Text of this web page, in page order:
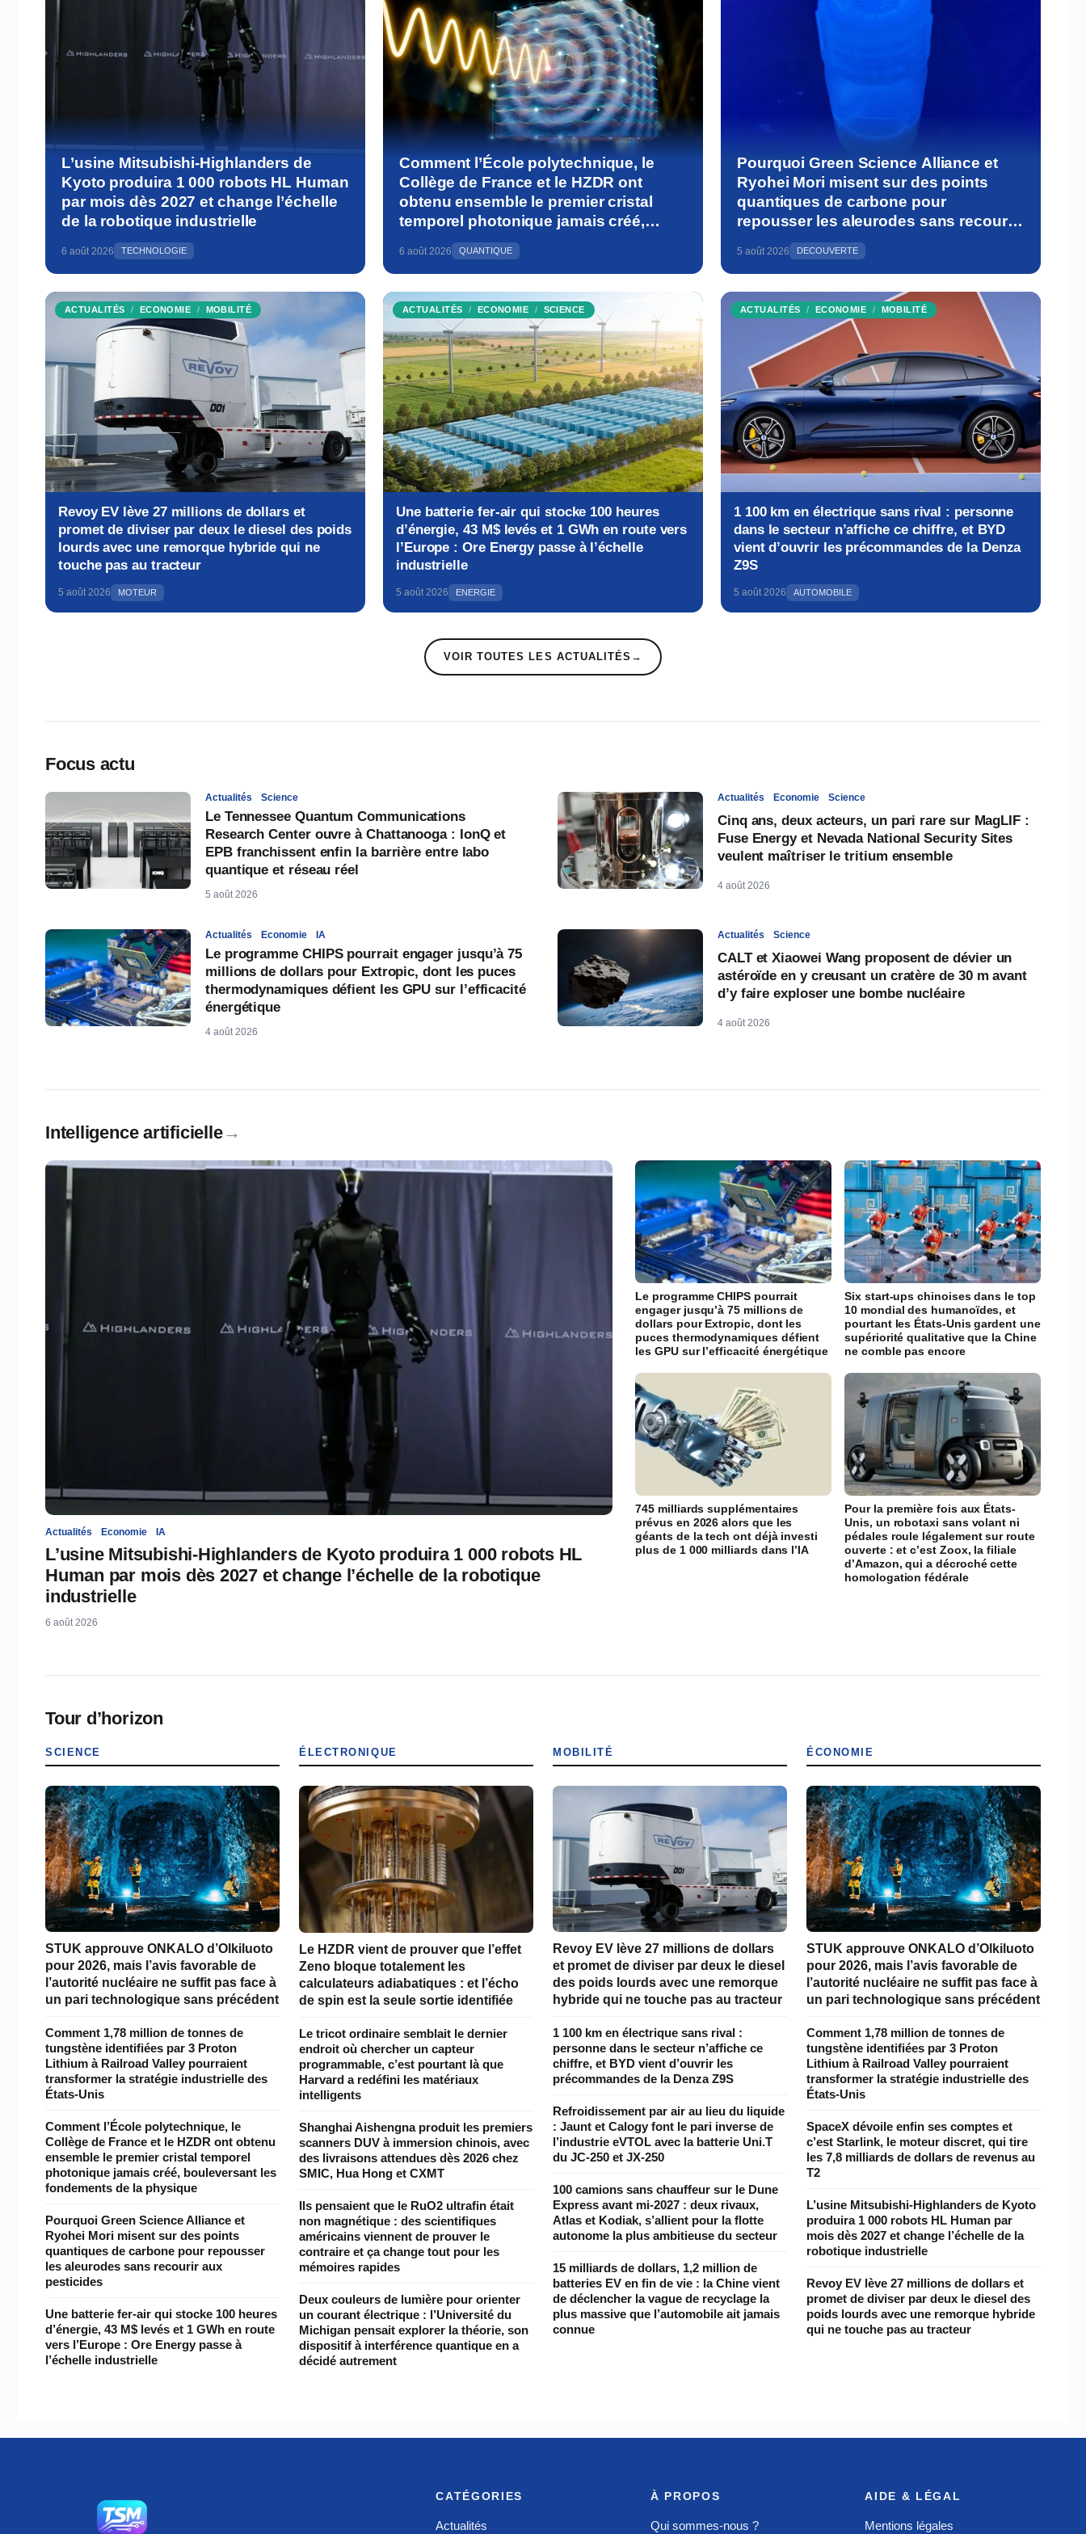
L’usine Mitsubishi-Highlanders de
Kyoto produira 1 000 robots HL Human
par mois dès 2027 et change l’échelle
de la robotique industrielle
6 août 2026 TECHNOLOGIE
Comment l’École polytechnique, le
Collège de France et le HZDR ont
obtenu ensemble le premier cristal
temporel photonique jamais créé,
bouleversant les fondements de la
physique
6 août 2026 QUANTIQUE
Pourquoi Green Science Alliance et
Ryohei Mori misent sur des points
quantiques de carbone pour
repousser les aleurodes sans recourir
aux pesticides
5 août 2026 DECOUVERTE
ACTUALITÉS ECONOMIE MOBILITÉ
Revoy EV lève 27 millions de dollars et
promet de diviser par deux le diesel des poids
lourds avec une remorque hybride qui ne
touche pas au tracteur
5 août 2026 MOTEUR
ACTUALITÉS ECONOMIE SCIENCE
Une batterie fer-air qui stocke 100 heures
d’énergie, 43 M$ levés et 1 GWh en route vers
l’Europe : Ore Energy passe à l’échelle
industrielle
5 août 2026 ENERGIE
ACTUALITÉS ECONOMIE MOBILITÉ
1 100 km en électrique sans rival : personne
dans le secteur n’affiche ce chiffre, et BYD
vient d’ouvrir les précommandes de la Denza
Z9S
5 août 2026 AUTOMOBILE
VOIR TOUTES LES ACTUALITÉS →
Focus actu
Actualités Science
Le Tennessee Quantum Communications
Research Center ouvre à Chattanooga : IonQ et
EPB franchissent enfin la barrière entre labo
quantique et réseau réel
5 août 2026
Actualités Economie Science
Cinq ans, deux acteurs, un pari rare sur MagLIF :
Fuse Energy et Nevada National Security Sites
veulent maîtriser le tritium ensemble
4 août 2026
Actualités Economie IA
Le programme CHIPS pourrait engager jusqu’à 75
millions de dollars pour Extropic, dont les puces
thermodynamiques défient les GPU sur l’efficacité
énergétique
4 août 2026
Actualités Science
CALT et Xiaowei Wang proposent de dévier un
astéroïde en y creusant un cratère de 30 m avant
d’y faire exploser une bombe nucléaire
4 août 2026
Intelligence artificielle→
Actualités Economie IA
L’usine Mitsubishi-Highlanders de Kyoto produira 1 000 robots HL
Human par mois dès 2027 et change l’échelle de la robotique
industrielle
6 août 2026
Le programme CHIPS pourrait
engager jusqu’à 75 millions de
dollars pour Extropic, dont les
puces thermodynamiques défient
les GPU sur l’efficacité énergétique
Six start-ups chinoises dans le top
10 mondial des humanoïdes, et
pourtant les États-Unis gardent une
supériorité qualitative que la Chine
ne comble pas encore
745 milliards supplémentaires
prévus en 2026 alors que les
géants de la tech ont déjà investi
plus de 1 000 milliards dans l’IA
Pour la première fois aux États-
Unis, un robotaxi sans volant ni
pédales roule légalement sur route
ouverte : et c’est Zoox, la filiale
d’Amazon, qui a décroché cette
homologation fédérale
Tour d’horizon
SCIENCE
STUK approuve ONKALO d’Olkiluoto
pour 2026, mais l’avis favorable de
l’autorité nucléaire ne suffit pas face à
un pari technologique sans précédent
Comment 1,78 million de tonnes de
tungstène identifiées par 3 Proton
Lithium à Railroad Valley pourraient
transformer la stratégie industrielle des
États-Unis
Comment l’École polytechnique, le
Collège de France et le HZDR ont obtenu
ensemble le premier cristal temporel
photonique jamais créé, bouleversant les
fondements de la physique
Pourquoi Green Science Alliance et
Ryohei Mori misent sur des points
quantiques de carbone pour repousser
les aleurodes sans recourir aux
pesticides
Une batterie fer-air qui stocke 100 heures
d’énergie, 43 M$ levés et 1 GWh en route
vers l’Europe : Ore Energy passe à
l’échelle industrielle
ÉLECTRONIQUE
Le HZDR vient de prouver que l’effet
Zeno bloque totalement les
calculateurs adiabatiques : et l’écho
de spin est la seule sortie identifiée
Le tricot ordinaire semblait le dernier
endroit où chercher un capteur
programmable, c’est pourtant là que
Harvard a redéfini les matériaux
intelligents
Shanghai Aishengna produit les premiers
scanners DUV à immersion chinois, avec
des livraisons attendues dès 2026 chez
SMIC, Hua Hong et CXMT
Ils pensaient que le RuO2 ultrafin était
non magnétique : des scientifiques
américains viennent de prouver le
contraire et ça change tout pour les
mémoires rapides
Deux couleurs de lumière pour orienter
un courant électrique : l’Université du
Michigan pensait explorer la théorie, son
dispositif à interférence quantique en a
décidé autrement
MOBILITÉ
Revoy EV lève 27 millions de dollars
et promet de diviser par deux le diesel
des poids lourds avec une remorque
hybride qui ne touche pas au tracteur
1 100 km en électrique sans rival :
personne dans le secteur n’affiche ce
chiffre, et BYD vient d’ouvrir les
précommandes de la Denza Z9S
Refroidissement par air au lieu du liquide
: Jaunt et Calogy font le pari inverse de
l’industrie eVTOL avec la batterie Uni.T
du JC-250 et JX-250
100 camions sans chauffeur sur le Dune
Express avant mi-2027 : deux rivaux,
Atlas et Kodiak, s’allient pour la flotte
autonome la plus ambitieuse du secteur
15 milliards de dollars, 1,2 million de
batteries EV en fin de vie : la Chine vient
de déclencher la vague de recyclage la
plus massive que l’automobile ait jamais
connue
ÉCONOMIE
STUK approuve ONKALO d’Olkiluoto
pour 2026, mais l’avis favorable de
l’autorité nucléaire ne suffit pas face à
un pari technologique sans précédent
Comment 1,78 million de tonnes de
tungstène identifiées par 3 Proton
Lithium à Railroad Valley pourraient
transformer la stratégie industrielle des
États-Unis
SpaceX dévoile enfin ses comptes et
c’est Starlink, le moteur discret, qui tire
les 7,8 milliards de dollars de revenus au
T2
L’usine Mitsubishi-Highlanders de Kyoto
produira 1 000 robots HL Human par
mois dès 2027 et change l’échelle de la
robotique industrielle
Revoy EV lève 27 millions de dollars et
promet de diviser par deux le diesel des
poids lourds avec une remorque hybride
qui ne touche pas au tracteur
CATÉGORIES
Actualités
À PROPOS
Qui sommes-nous ?
AIDE & LÉGAL
Mentions légales